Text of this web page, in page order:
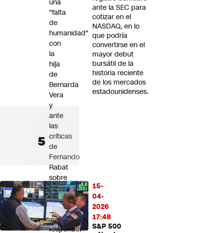
ante la SEC para
cotizar en el
NASDAQ, en lo
que podría
convertirse en el
mayor debut
bursátil de la
historia reciente
de los mercados
estadounidenses.
15-
04-
2026
17:48
S&P 500
una
"falta
de
humanidad"
con
la
hija
de
Bernarda
Vera
y
ante
las
críticas
de
Fernando
Rabat
sobre
la
gestión
del
caso
responde: